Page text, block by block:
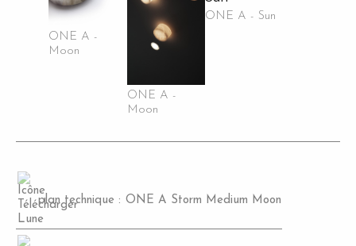
ONE A -
Moon
ONE A -
Moon
ONE A - Sun
plan technique : ONE A Storm Medium Moon